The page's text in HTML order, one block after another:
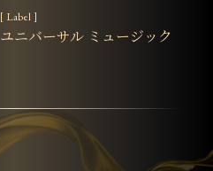
[ Label ]
ユニバーサル ミュージック